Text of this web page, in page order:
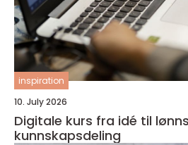
inspiration
10. July 2026
Digitale kurs fra idé til lønnsom
kunnskapsdeling